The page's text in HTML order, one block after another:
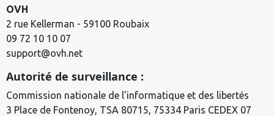
OVH
2 rue Kellerman - 59100 Roubaix
09 72 10 10 07
support@ovh.net
Autorité de surveillance :
Commission nationale de l'informatique et des libertés
3 Place de Fontenoy, TSA 80715, 75334 Paris CEDEX 07